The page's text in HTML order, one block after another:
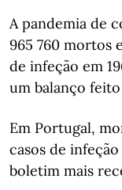
A pandemia de
965 760 mortos
de infeção em
um balanço feito
Em Portugal,
casos de
boletim mais